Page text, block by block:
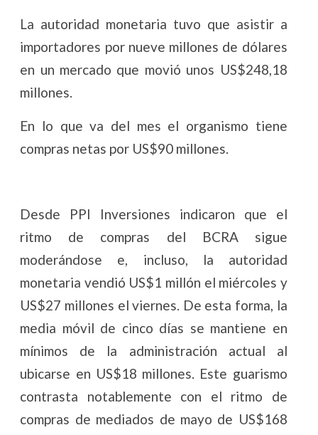
La autoridad monetaria tuvo que asistir a
importadores por nueve millones de dólares
en un mercado que movió unos US$248,18
millones.
En lo que va del mes el organismo tiene
compras netas por US$90 millones.
Desde PPI Inversiones indicaron que el
ritmo de compras del BCRA sigue
moderándose e, incluso, la autoridad
monetaria vendió US$1 millón el miércoles y
US$27 millones el viernes. De esta forma, la
media móvil de cinco días se mantiene en
mínimos de la administración actual al
ubicarse en US$18 millones. Este guarismo
contrasta notablemente con el ritmo de
compras de mediados de mayo de US$168